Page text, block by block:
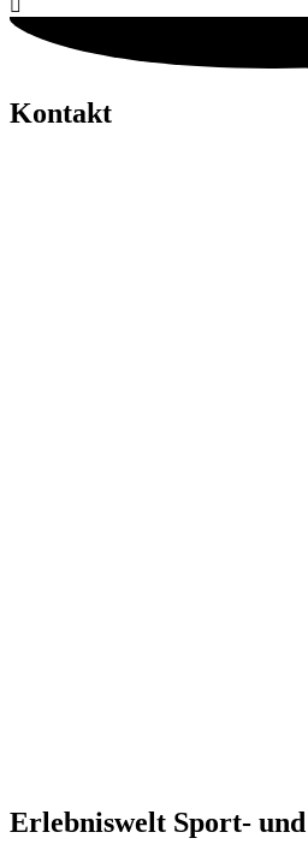
Kontakt
Erlebniswelt Sport-